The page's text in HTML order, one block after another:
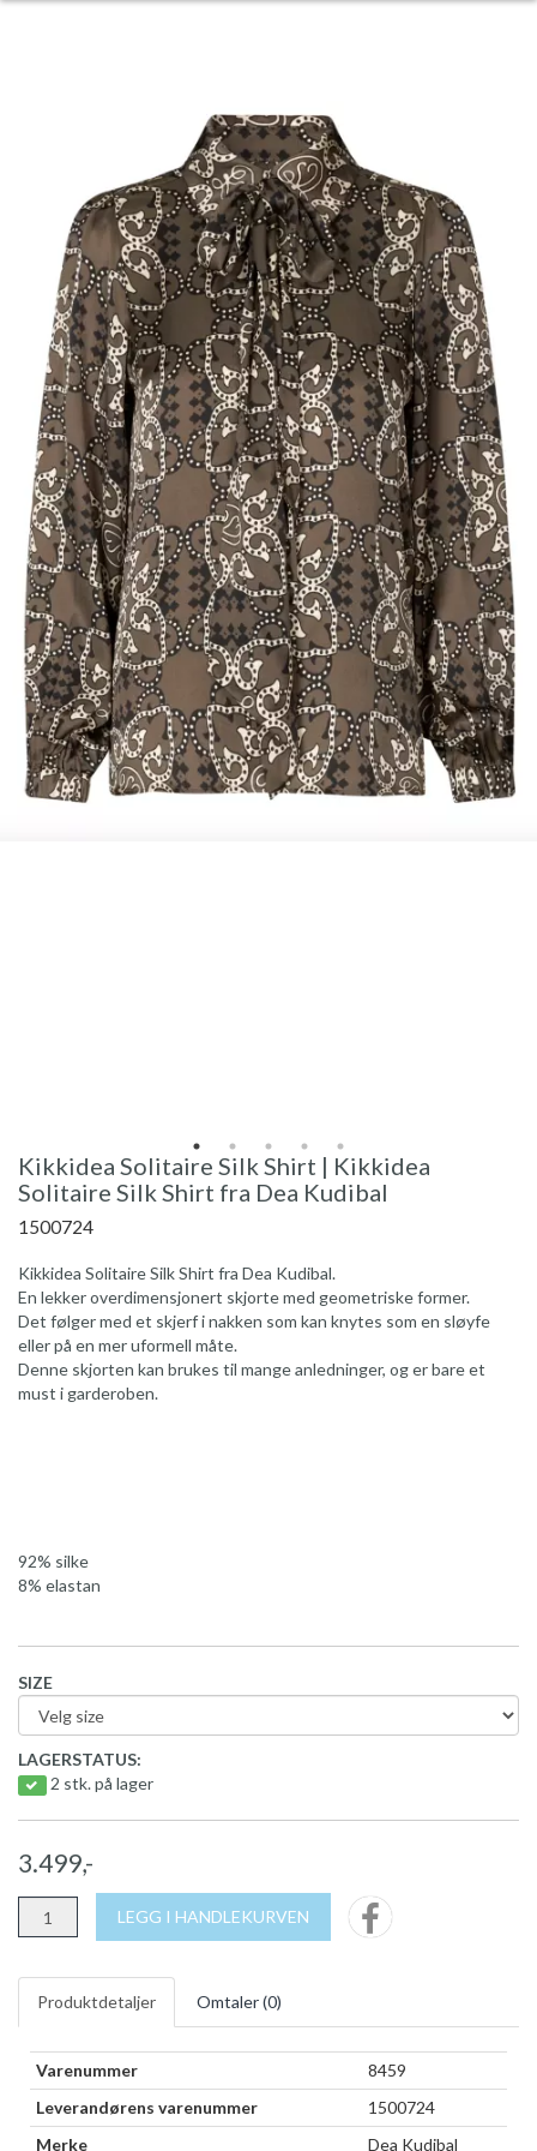
Kikkidea Solitaire Silk Shirt | Kikkidea
Solitaire Silk Shirt fra Dea Kudibal
1500724
Kikkidea Solitaire Silk Shirt fra Dea Kudibal.
En lekker overdimensjonert skjorte med geometriske former.
Det følger med et skjerf i nakken som kan knytes som en sløyfe
eller på en mer uformell måte.
Denne skjorten kan brukes til mange anledninger, og er bare et
must i garderoben.
92% silke
8% elastan
SIZE
LAGERSTATUS:
2 stk. på lager
3.499,-
LEGG I HANDLEKURVEN
Produktdetaljer Omtaler (0)
Varenummer
8459
Leverandørens varenummer
1500724
Merke
Dea Kudibal